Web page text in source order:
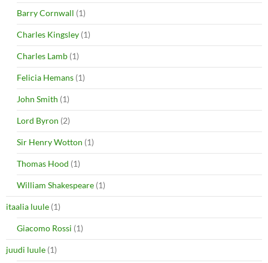
Barry Cornwall (1)
Charles Kingsley (1)
Charles Lamb (1)
Felicia Hemans (1)
John Smith (1)
Lord Byron (2)
Sir Henry Wotton (1)
Thomas Hood (1)
William Shakespeare (1)
itaalia luule (1)
Giacomo Rossi (1)
juudi luule (1)